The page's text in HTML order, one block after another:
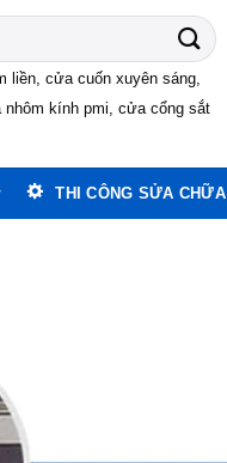
liền, cửa cuốn xuyên sáng,
kính pmi, cửa cổng sắt
THI CÔNG SỬA CHỮA